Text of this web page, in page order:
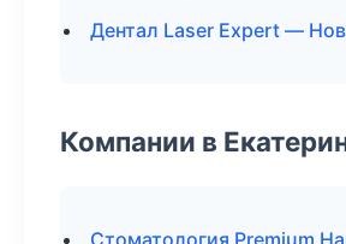
Дентал Laser Expert —
Компании в
Стоматология Premium